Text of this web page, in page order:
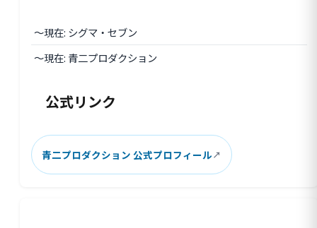
〜現在: シグマ・セブン
〜現在: 青二プロダクション
公式リンク
青二プロダクション 公式プロフィール